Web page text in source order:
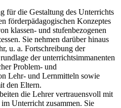
für die Gestaltung des Unterrichts
förderpädagogischen Konzeptes
klassen- und stufenbezogenen
Sie nehmen darüber hinaus
u. a. Fortschreibung der
der unterrichtsimmanenten
Problem- und
Lehr- und Lernmitteln sowie
den Eltern.
die Lehrer vertrauensvoll mit
Unterricht zusammen. Sie